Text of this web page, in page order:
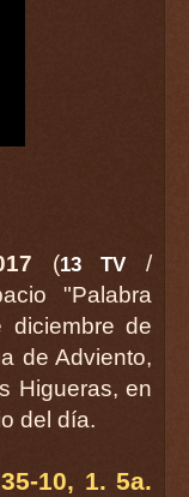
(13 TV /
"Palabra
de
de Adviento,
Higueras, en
del día.
10, 1. 5a.